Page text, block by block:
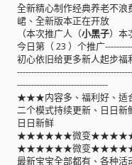
全新精心制作经典养老不浪
峮、全新版本正在开放
（本次推广人（小黑子）本
今日第（ 23 ）个推广
初心依旧给更多新人起步福
--------------------------------
★★★内容多、福利好、
二个模式持续更新、日日
日日新鲜
★★★★★★微变
★★★★★★微变
最新宝宝全部都有、各种活